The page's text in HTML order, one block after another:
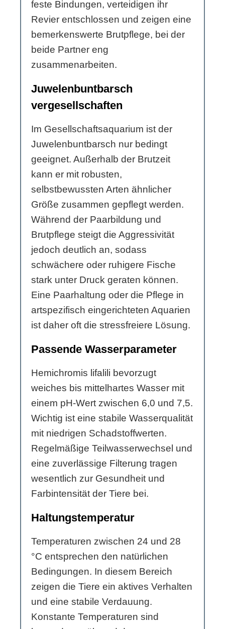
feste Bindungen, verteidigen ihr
Revier entschlossen und zeigen eine
bemerkenswerte Brutpflege, bei der
beide Partner eng
zusammenarbeiten.
Juwelenbuntbarsch
vergesellschaften
Im Gesellschaftsaquarium ist der
Juwelenbuntbarsch nur bedingt
geeignet. Außerhalb der Brutzeit
kann er mit robusten,
selbstbewussten Arten ähnlicher
Größe zusammen gepflegt werden.
Während der Paarbildung und
Brutpflege steigt die Aggressivität
jedoch deutlich an, sodass
schwächere oder ruhigere Fische
stark unter Druck geraten können.
Eine Paarhaltung oder die Pflege in
artspezifisch eingerichteten Aquarien
ist daher oft die stressfreiere Lösung.
Passende Wasserparameter
Hemichromis lifalili bevorzugt
weiches bis mittelhartes Wasser mit
einem pH-Wert zwischen 6,0 und 7,5.
Wichtig ist eine stabile Wasserqualität
mit niedrigen Schadstoffwerten.
Regelmäßige Teilwasserwechsel und
eine zuverlässige Filterung tragen
wesentlich zur Gesundheit und
Farbintensität der Tiere bei.
Haltungstemperatur
Temperaturen zwischen 24 und 28
°C entsprechen den natürlichen
Bedingungen. In diesem Bereich
zeigen die Tiere ein aktives Verhalten
und eine stabile Verdauung.
Konstante Temperaturen sind